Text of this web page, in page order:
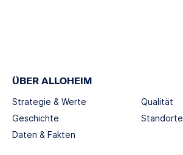
ÜBER ALLOHEIM
Strategie & Werte
Geschichte
Daten & Fakten
Qualität
Standorte